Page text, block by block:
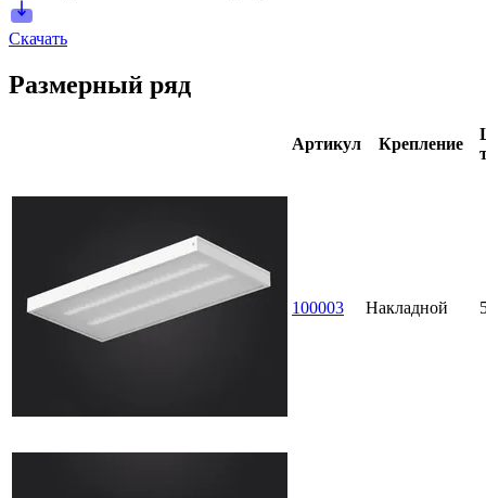
Скачать
Размерный ряд
Артикул Крепление
100003 Накладной